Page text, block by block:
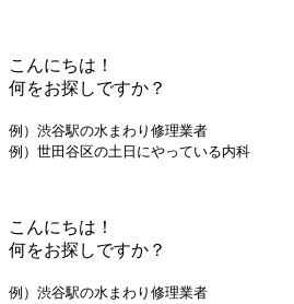
こんにちは！
何をお探しですか？
例）渋谷駅の水まわり修理業者
例）世田谷区の土日にやっている内科
こんにちは！
何をお探しですか？
例）渋谷駅の水まわり修理業者